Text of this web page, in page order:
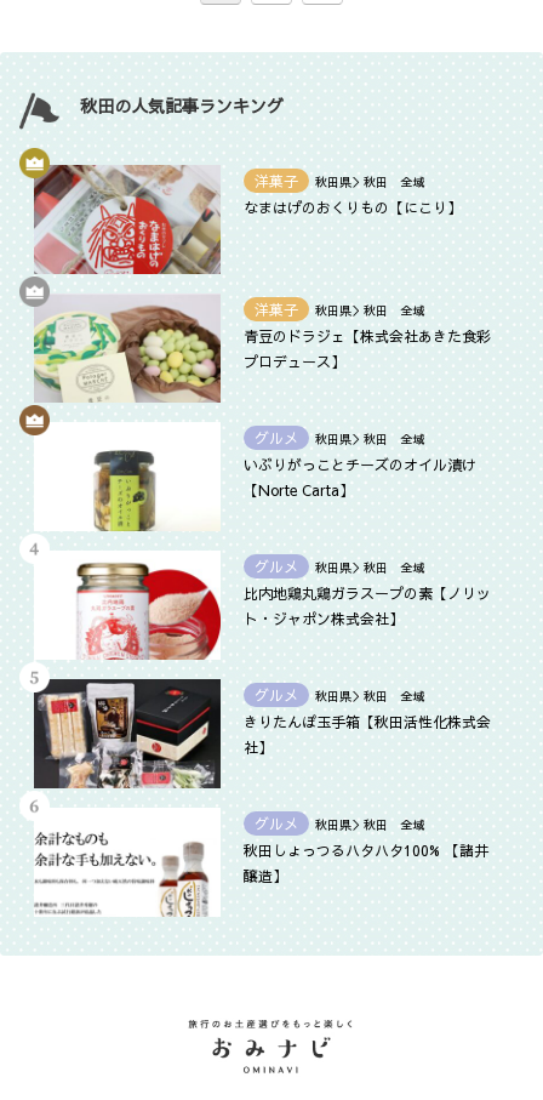
秋田の人気記事ランキング
洋菓子 秋田県＞秋田 全域
なまはげのおくりもの【にこり】
洋菓子 秋田県＞秋田 全域
青豆のドラジェ【株式会社あきた食彩
プロデュース】
グルメ 秋田県＞秋田 全域
いぶりがっことチーズのオイル漬け
【Norte Carta】
グルメ 秋田県＞秋田 全域
比内地鶏丸鶏ガラスープの素【ノリッ
ト・ジャポン株式会社】
グルメ 秋田県＞秋田 全域
きりたんぽ玉手箱【秋田活性化株式会
社】
グルメ 秋田県＞秋田 全域
秋田しょっつるハタハタ100% 【諸井
醸造】